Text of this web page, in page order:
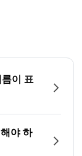
이 표
야 하